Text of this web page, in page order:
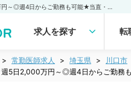
求人を探す 転
常勤医師求人 埼玉県
川口市
5日2,000万円～◎週4日からご勤務